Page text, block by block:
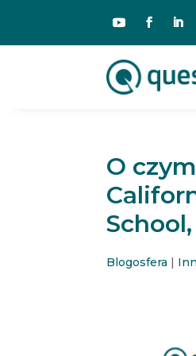
O
Blogosfera |